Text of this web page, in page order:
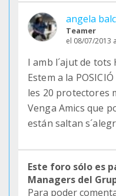
angela
Teamer
el 08/07/2013
I amb l´ajut de tots
Estem a la
les 20 protectores
Venga Amics que
están saltan
Este foro sólo es
Managers del
Para poder